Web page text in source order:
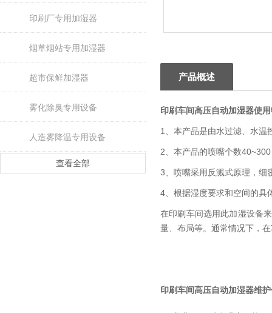
印刷厂专用加湿器
烟草烟站专用加湿器
超市保鲜加湿器
雾化除臭专用设备
人造雾降温专用设备
查看全部
产品概述
印刷车间高压自动加湿器使
1、本产品是由水过滤、水温
2、本产品的喷嘴个数
3、喷嘴采用反溅式原理，细
4、根据湿度要求和空间的具
在印刷车间选用此加湿设备
量、布局等。通常情况下，
印刷车间高压自动加湿器维